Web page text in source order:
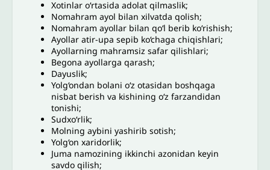
Xotinlar o‘rtasida adolat qilmaslik;
Nomahram ayol bilan xilvatda qolish;
Nomahram ayollar bilan qo‘l berib ko‘rishish;
Ayollar atir-upa sepib ko‘chaga chiqishlari;
Ayollarning mahramsiz safar qilishlari;
Begona ayollarga qarash;
Dayuslik;
Yolg‘ondan bolani o‘z otasidan boshqaga
nisbat berish va kishining o‘z farzandidan
tonishi;
Sudxo‘rlik;
Molning aybini yashirib sotish;
Yolg‘on xaridorlik;
Juma namozining ikkinchi azonidan keyin
savdo qilish;